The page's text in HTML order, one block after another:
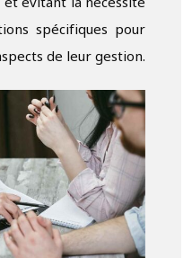
évitant la nécessité
spécifiques pour
de leur gestion.